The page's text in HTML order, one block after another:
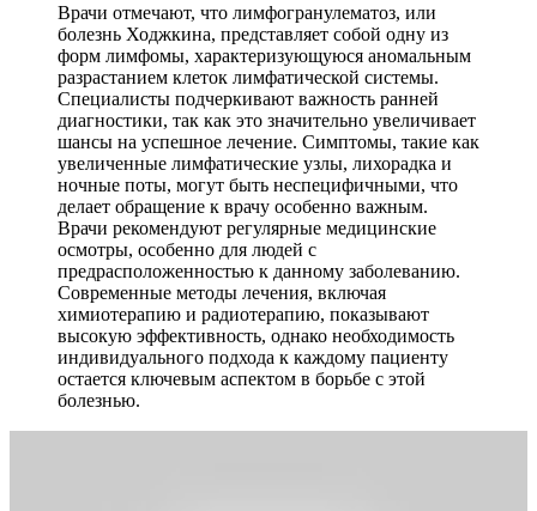
Врачи отмечают, что лимфогранулематоз, или
болезнь Ходжкина, представляет собой одну из
форм лимфомы, характеризующуюся аномальным
разрастанием клеток лимфатической системы.
Специалисты подчеркивают важность ранней
диагностики, так как это значительно увеличивает
шансы на успешное лечение. Симптомы, такие как
увеличенные лимфатические узлы, лихорадка и
ночные поты, могут быть неспецифичными, что
делает обращение к врачу особенно важным.
Врачи рекомендуют регулярные медицинские
осмотры, особенно для людей с
предрасположенностью к данному заболеванию.
Современные методы лечения, включая
химиотерапию и радиотерапию, показывают
высокую эффективность, однако необходимость
индивидуального подхода к каждому пациенту
остается ключевым аспектом в борьбе с этой
болезнью.